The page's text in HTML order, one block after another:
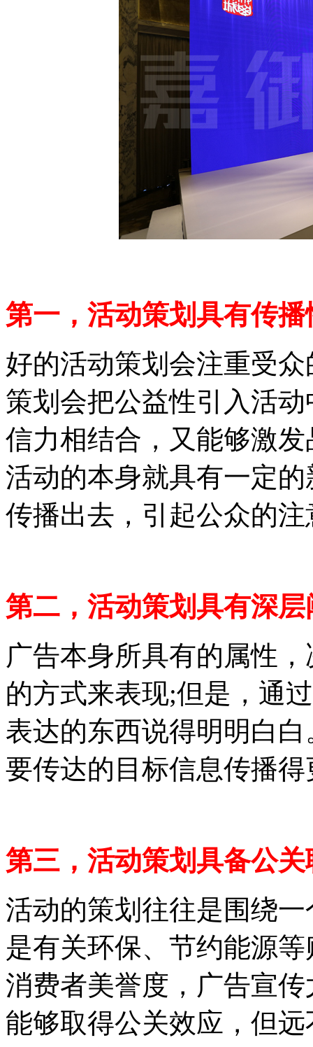
第一，活动策划具有传播
好的活动策划会注重受
策划会把公益性引入活
信力相结合，又能够激
活动的本身就具有一定
传播出去，引起公众的注
第二，活动策划具有深
广告本身所具有的属性
的方式来表现;但是，通
表达的东西说得明明白
要传达的目标信息传播
第三，活动策划具备公关
活动的策划往往是围绕
是有关环保、节约能源
消费者美誉度，广告宣
能够取得公关效应，但